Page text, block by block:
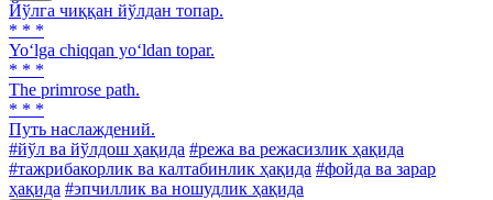
Йўлга чиққан йўлдан топар.
* * *
Yo‘lga chiqqan yo‘ldan topar.
* * *
The primrose path.
* * *
Путь наслаждений.
#йўл ва йўлдош ҳақида #режа ва режасизлик ҳақида
#тажрибакорлик ва калтабинлик ҳақида #фойда ва зарар
ҳақида #эпчиллик ва ношудлик ҳақида